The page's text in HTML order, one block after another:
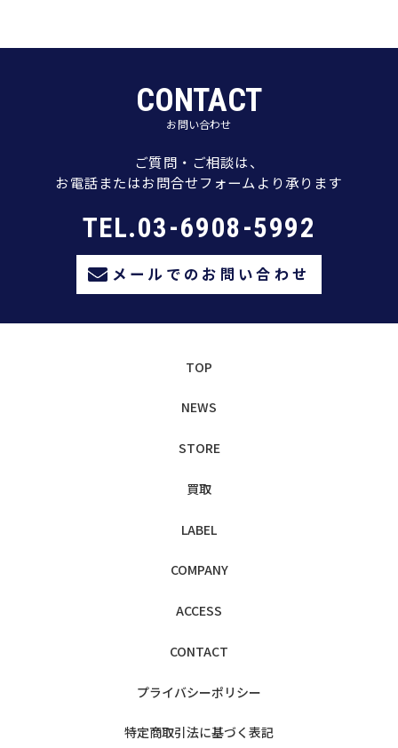
CONTACT
お問い合わせ
ご質問・ご相談は、
お電話またはお問合せフォームより承ります
TEL.03-6908-5992
メールでのお問い合わせ
TOP
NEWS
STORE
買取
LABEL
COMPANY
ACCESS
CONTACT
プライバシーポリシー
特定商取引法に基づく表記